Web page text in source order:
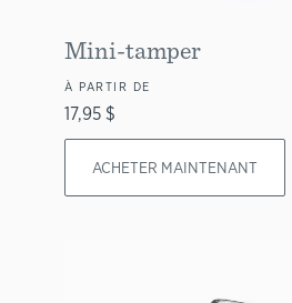
Mini-tamper
À PARTIR DE
17,95 $
ACHETER MAINTENANT